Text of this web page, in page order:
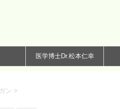
医学博士Dr.松本仁幸
ガン >